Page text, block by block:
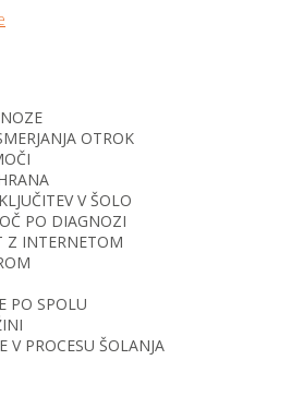
OTROK
V ŠOLO
PO DIAGNOZI
Z INTERNETOM
PO SPOLU
V PROCESU ŠOLANJA